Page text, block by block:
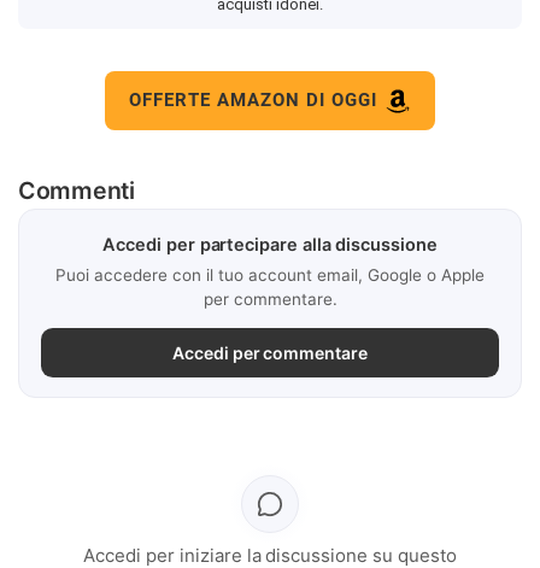
acquisti idonei.
OFFERTE AMAZON DI OGGI
Commenti
Accedi per partecipare alla discussione
Puoi accedere con il tuo account email, Google o Apple
per commentare.
Accedi per commentare
Accedi per iniziare la discussione su questo